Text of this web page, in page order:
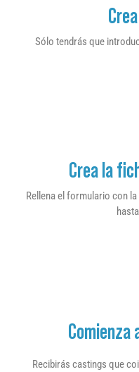
Sólo tendrás que
Crea la
Rellena el formulario con
Recibirás castings que